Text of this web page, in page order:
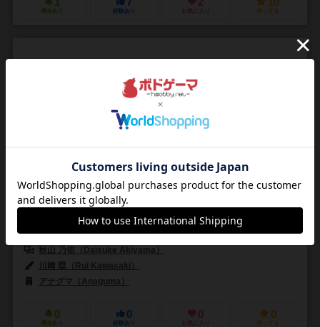
興味あり 経験あり お気に入り 持ってる
シークレットランキング ポータブル
Secret Ranking Portable
3～10人 10～30分 12歳～ 0件
作品説明文の編集者を募集中
秋山 乃佑（Daisuke Akiyama）
川﨑 塁（Rui Kawasaki）
アナグマ（Anaguma）
0
興味あり
0
経験あり
0
お気に入り
0
持ってる